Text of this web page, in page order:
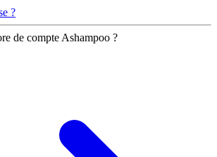
?
de compte Ashampoo ?